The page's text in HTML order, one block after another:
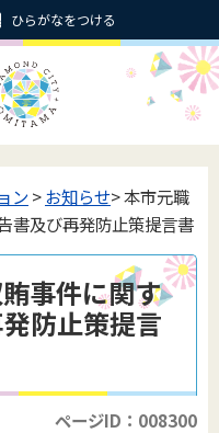
ひらがなをつける
ン>お知らせ> 本市元職
書及び再発防止策提言書
事件に関す
防止策提言
ページID：008300